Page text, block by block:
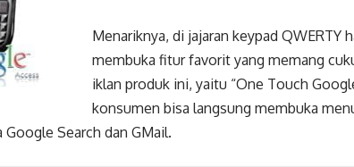
Menariknya, di jajaran keypad
membuka fitur favorit yang memang
iklan produk ini, yaitu “One Touch
konsumen bisa langsung membuka
Search dan GMail.